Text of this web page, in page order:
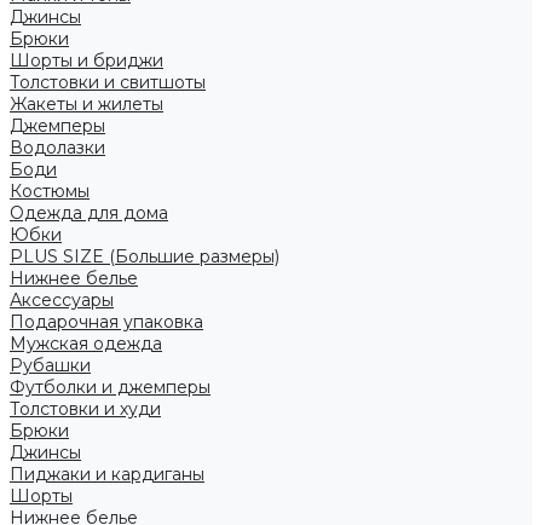
Джинсы
Брюки
Шорты и бриджи
Толстовки и свитшоты
Жакеты и жилеты
Джемперы
Водолазки
Боди
Костюмы
Одежда для дома
Юбки
PLUS SIZE (Большие размеры)
Нижнее белье
Аксессуары
Подарочная упаковка
Мужская одежда
Рубашки
Футболки и джемперы
Толстовки и худи
Брюки
Джинсы
Пиджаки и кардиганы
Шорты
Нижнее белье